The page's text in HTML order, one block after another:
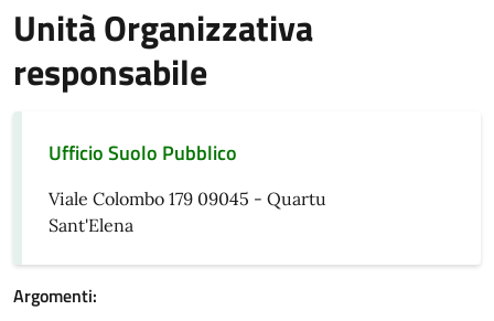
Unità Organizzativa
responsabile
Ufficio Suolo Pubblico
Viale Colombo 179 09045 - Quartu
Sant'Elena
Argomenti: